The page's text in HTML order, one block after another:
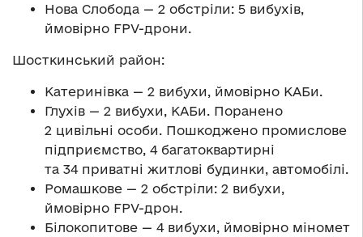
Нова Слобода — 2 обстріли: 5 вибухів,
ймовірно FPV-дрони.
Шосткинський район:
Катеринівка — 2 вибухи, ймовірно КАБи.
Глухів — 2 вибухи, КАБи. Поранено
2 цивільні особи. Пошкоджено промислове
підприємство, 4 багатоквартирні
та 34 приватні житлові будинки, автомобілі.
Ромашкове — 2 обстріли: 2 вибухи,
ймовірно FPV-дрон.
Білокопитове — 4 вибухи, ймовірно міномет